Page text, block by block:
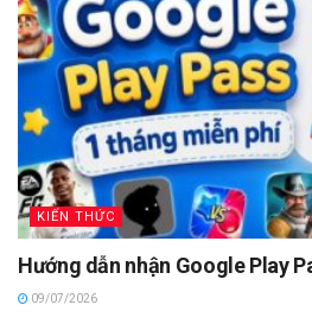
KIẾN THỨC
Hướng dẫn nhận Google Play
09/07/2026